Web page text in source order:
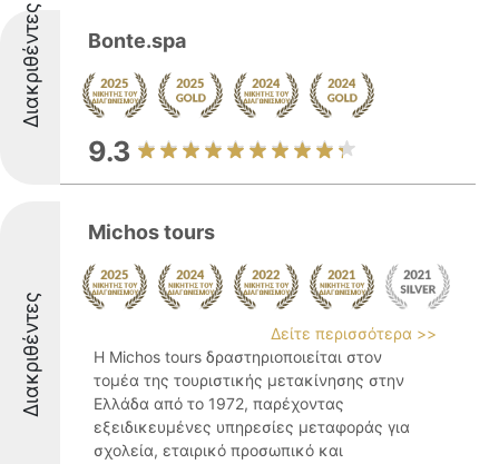
Διακριθέντες Bonte.spa
9.3
Διακριθέντες
Michos tours
Δείτε περισσότερα >>
Η Michos tours δραστηριοποιείται στον
τομέα της τουριστικής μετακίνησης στην
Ελλάδα από το 1972, παρέχοντας
εξειδικευμένες υπηρεσίες μεταφοράς για
σχολεία, εταιρικό προσωπικό και